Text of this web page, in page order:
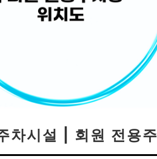
차시설 | 회원 전용